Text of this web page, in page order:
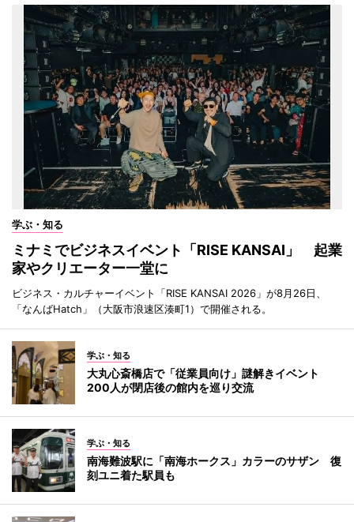
学ぶ・知る
ミナミでビジネスイベント「RISE KANSAI」 起業
家やクリエーター一堂に
ビジネス・カルチャーイベント「RISE KANSAI 2026」が8月26日、
「なんばHatch」（大阪市浪速区湊町1）で開催される。
学ぶ・知る
大丸心斎橋店で「従業員向け」謎解きイベント
200人が閉店後の館内を巡り交流
学ぶ・知る
南海難波駅に「南海ホークス」カラーのサザン 復
刻ユニ着た駅員も